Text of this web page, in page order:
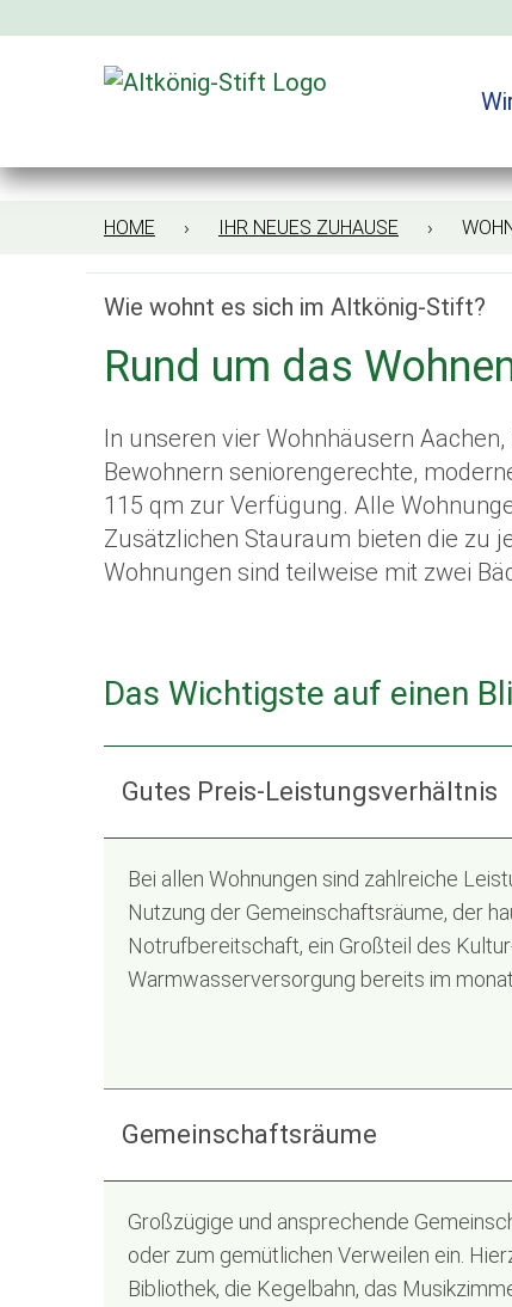
HOME › IHR NEUES ZUHAUSE ›
Wie wohnt es sich im Altkönig-Stift?
Rund um das
In unseren vier Wohnhäusern
Bewohnern seniorengerechte,
115 qm zur Verfügung. Alle
Zusätzlichen Stauraum bieten die zu
Wohnungen sind teilweise mit zwei
Das Wichtigste auf einen
Gutes Preis-Leistungsverhältnis
Bei allen Wohnungen sind zahlreiche
Nutzung der Gemeinschaftsräume, der
Notrufbereitschaft, ein Großteil des
Warmwasserversorgung bereits im
Gemeinschaftsräume
Großzügige und ansprechende
oder zum gemütlichen Verweilen ein.
Bibliothek, die Kegelbahn, das